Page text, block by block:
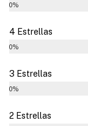
0%
4 Estrellas
0%
3 Estrellas
0%
2 Estrellas